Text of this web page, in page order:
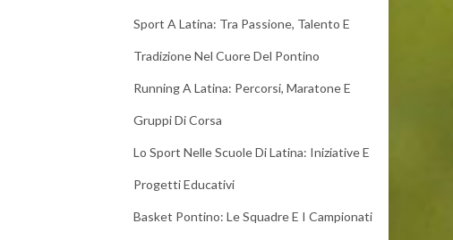
Sport A Latina: Tra Passione, Talento E
Tradizione Nel Cuore Del Pontino
Running A Latina: Percorsi, Maratone E
Gruppi Di Corsa
Lo Sport Nelle Scuole Di Latina: Iniziative E
Progetti Educativi
Basket Pontino: Le Squadre E I Campionati